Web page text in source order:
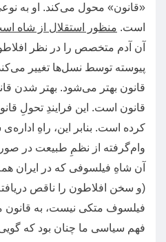
«قانون» محول می‌کند. او به
است. منظور استقلال از شاه
آن آدم متخصص را در نظر
پیوسته توسط نسل‌ها تغییر
قانون بهتر می‌شود. بهتر شدن
قانون است. این فرایندِ تحولِ
کرده است. بنابر این، راهِ
وام‌گرفته از نظمِ طبیعت در
آن شاهِ فیلسوفی که در ایران
(و سخن افلاطون را ناقص
فیلسوف متکی نیست، به
فهم سیاسی ما چنان بود که